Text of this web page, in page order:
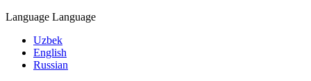
Language Language
Uzbek
English
Russian